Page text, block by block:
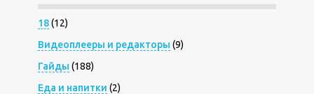
18(12)
Видеоплееры и редакторы (9)
Гайды (188)
Еда и напитки (2)